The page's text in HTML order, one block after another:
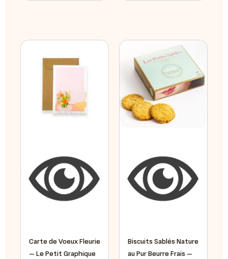
Carte de Voeux Fleurie
– Le Petit Graphique
Biscuits Sablés Nature
au Pur Beurre Frais –
prix
initial
était :
5,90 €.
prix
actuel
est :
5,00 €.